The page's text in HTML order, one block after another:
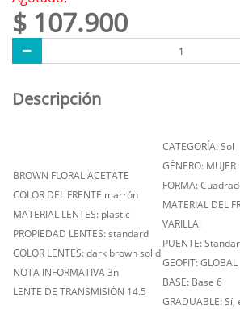
$ 107.900
Descripción
BROWN FLORAL ACETATE
COLOR DEL FRENTE marrón
MATERIAL LENTES: plastic
PROPIEDAD LENTES: standard
COLOR LENTES: dark brown solid
NOTA INFORMATIVA 3n
LENTE DE TRANSMISIÓN 14.5
CATEGORÍA: Sol
GÉNERO: MUJER
FORMA:
MATERIAL DEL
VARILLA:
PUENTE:
GEOFIT: GLOBAL
BASE: Base 6
GRADUABLE: